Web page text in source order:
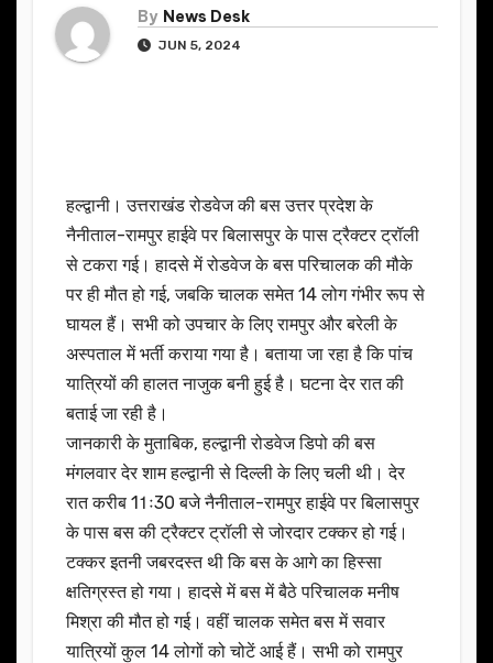
By News Desk
JUN 5, 2024
हल्द्वानी। उत्तराखंड रोडवेज की बस उत्तर प्रदेश के
नैनीताल-रामपुर हाईवे पर बिलासपुर के पास ट्रैक्टर ट्रॉली
से टकरा गई। हादसे में रोडवेज के बस परिचालक की मौके
पर ही मौत हो गई, जबकि चालक समेत 14 लोग गंभीर रूप से
घायल हैं। सभी को उपचार के लिए रामपुर और बरेली के
अस्पताल में भर्ती कराया गया है। बताया जा रहा है कि पांच
यात्रियों की हालत नाजुक बनी हुई है। घटना देर रात की
बताई जा रही है।
जानकारी के मुताबिक, हल्द्वानी रोडवेज डिपो की बस
मंगलवार देर शाम हल्द्वानी से दिल्ली के लिए चली थी। देर
रात करीब 11ः30 बजे नैनीताल-रामपुर हाईवे पर बिलासपुर
के पास बस की ट्रैक्टर ट्रॉली से जोरदार टक्कर हो गई।
टक्कर इतनी जबरदस्त थी कि बस के आगे का हिस्सा
क्षतिग्रस्त हो गया। हादसे में बस में बैठे परिचालक मनीष
मिश्रा की मौत हो गई। वहीं चालक समेत बस में सवार
यात्रियों कुल 14 लोगों को चोटें आई हैं। सभी को रामपुर